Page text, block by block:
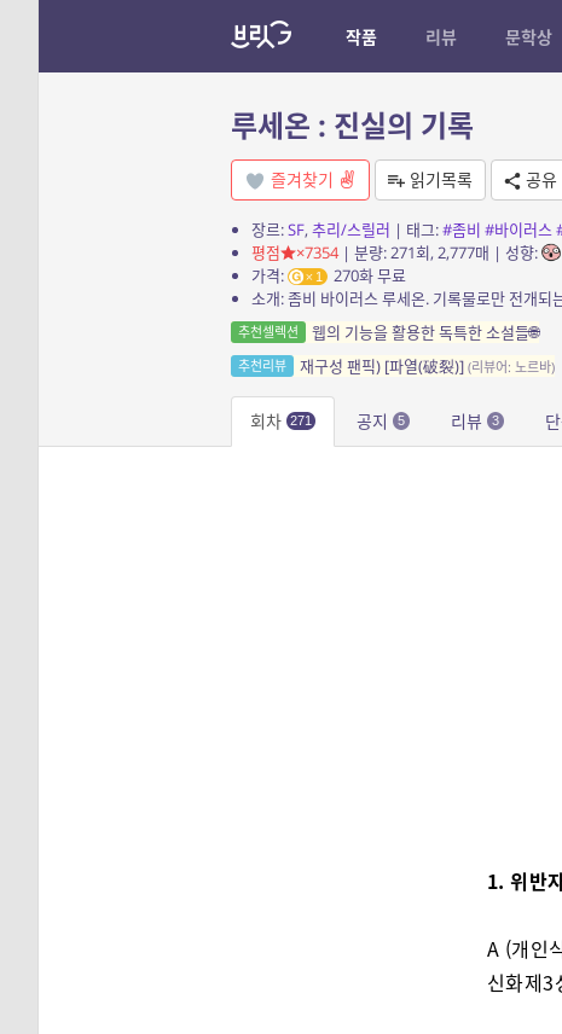
작품 리뷰 문학상
루세온 : 진실의 기록
즐겨찾기 읽기목록 공유
장르:SF, 추리/스릴러 | 태그:#좀비 #바이러스
평점
×7354| 분량: 271회, 2,777매 | 성향:
가격:
1
270화 무료
추천셀렉션 웹의 기능을 활용한 독특한 소설들🌐
추천리뷰 재구성 팬픽) [파열(破裂)] (리뷰어: 노르바)
회차 271 공지 5 리뷰 3
1. 위반
A (개인
신화제3